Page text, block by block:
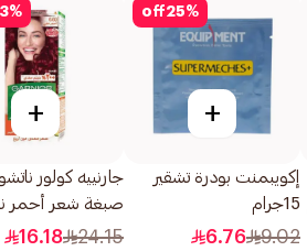
25%
off
+
إكويبمنت بودرة تشقير
15جرام
9.02
6.76
%
+
جارنييه كولور
صبغة شعر أحمر
6.60 1قطعة
24.15
16.18